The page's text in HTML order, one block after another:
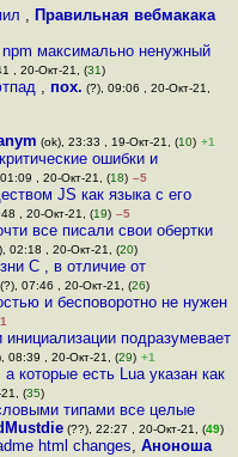
, Правильная вебмакака
максимально ненужный
, 20-Окт-21, (31)
, пох. (?), 09:06 , 20-Окт-21,
(ok), 23:33 , 19-Окт-21, (10) +1
ошибки и
, 20-Окт-21, (18) –5
JS как языка с его
, 20-Окт-21, (19) –5
все писали свои обертки
02:18 , 20-Окт-21, (20)
С , в отличие от
(?), 07:46 , 20-Окт-21, (26)
и бесповоротно не нужен
подразумевает
08:39 , 20-Окт-21, (29) +1
которые есть Lua указан как
(35)
типами все целые
(??), 22:27 , 20-Окт-21, (49)
html changes,Аноноша